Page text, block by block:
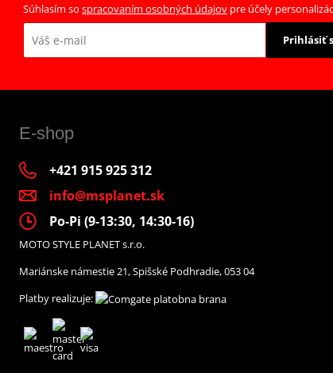
Súhlasím so spracovaním osobných údajov pre účely
Prihlásiť
E-shop
+421 915 925 312
info@msplanet.sk
Po-Pi (9-13:30, 14:30-16)
MOTO STYLE PLANET s.r.o.
Mariánske námestie 21, Spišské Podhradie, 053 04
Platby realizuje: